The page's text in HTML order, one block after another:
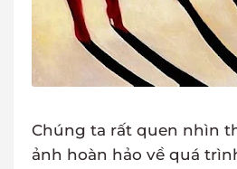
Chúng ta rất quen nhìn
ảnh hoàn hảo về quá